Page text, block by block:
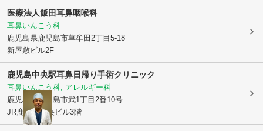
医療法人飯田耳鼻咽喉科
耳鼻いんこう科
鹿児島県鹿児島市草牟田2丁目5-18
新屋敷ビル2F
鹿児島中央駅耳鼻日帰り手術クリニック
耳鼻いんこう科, アレルギー科
鹿児島県鹿児島市武1丁目2番10号
JR鹿児島中央ビル3階